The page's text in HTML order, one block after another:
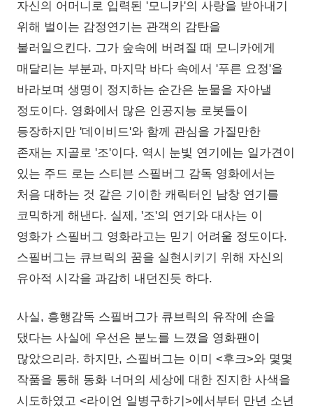
자신의 어머니로 입력된 '모니카'의 사랑을 받아내기
위해 벌이는 감정연기는 관객의 감탄을
불러일으킨다. 그가 숲속에 버려질 때 모니카에게
매달리는 부분과, 마지막 바다 속에서 '푸른 요정'을
바라보며 생명이 정지하는 순간은 눈물을 자아낼
정도이다. 영화에서 많은 인공지능 로봇들이
등장하지만 '데이비드'와 함께 관심을 가질만한
존재는 지골로 '조'이다. 역시 눈빛 연기에는 일가견이
있는 주드 로는 스티븐 스필버그 감독 영화에서는
처음 대하는 것 같은 기이한 캐릭터인 남창 연기를
코믹하게 해낸다. 실제, '조'의 연기와 대사는 이
영화가 스필버그 영화라고는 믿기 어려울 정도이다.
스필버그는 큐브릭의 꿈을 실현시키기 위해 자신의
유아적 시각을 과감히 내던진듯 하다.
사실, 흥행감독 스필버그가 큐브릭의 유작에 손을
댔다는 사실에 우선은 분노를 느꼈을 영화팬이
많았으리라. 하지만, 스필버그는 이미 <후크>와 몇몇
작품을 통해 동화 너머의 세상에 대한 진지한 사색을
시도하였고 <라이언 일병구하기>에서부터 만년 소년